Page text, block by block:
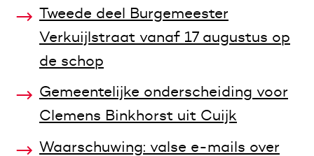
Tweede deel Burgemeester
Verkuijlstraat vanaf 17 augustus op
de schop
Gemeentelijke onderscheiding voor
Clemens Binkhorst uit Cuijk
Waarschuwing: valse e-mails over